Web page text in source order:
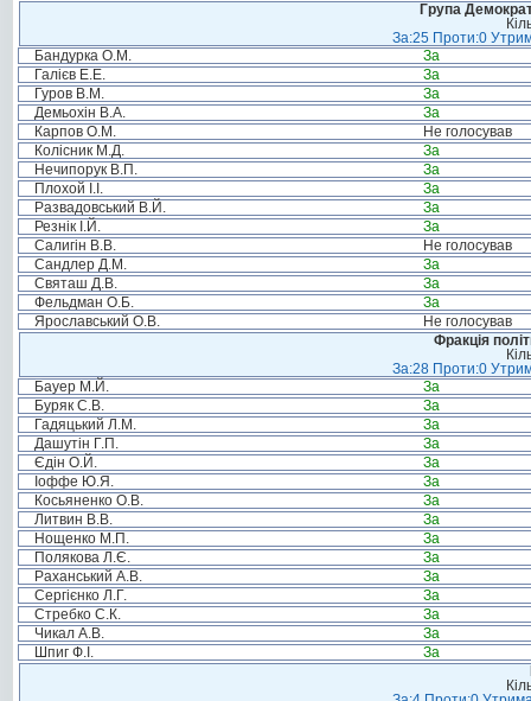
Група
За:25 Проти:0
Бандурка О.М.
За
Галієв Е.Е.
За
Гуров В.М.
За
Демьохін В.А.
За
Карпов О.М.
Не голосував
Колісник М.Д.
За
Нечипорук В.П.
За
Плохой І.І.
За
Развадовський В.Й.
За
Резнік І.Й.
За
Салигін В.В.
Не голосував
Сандлер Д.М.
За
Святаш Д.В.
За
Фельдман О.Б.
За
Ярославський О.В.
Не голосував
Фракція
За:28 Проти:0
Бауер М.Й.
За
Буряк С.В.
За
Гадяцький Л.М.
За
Дашутін Г.П.
За
Єдін О.Й.
За
Іоффе Ю.Я.
За
Косьяненко О.В.
За
Литвин В.В.
За
Нощенко М.П.
За
Полякова Л.Є.
За
Раханський А.В.
За
Сергієнко Л.Г.
За
Стребко С.К.
За
Чикал А.В.
За
Шпиг Ф.І.
За